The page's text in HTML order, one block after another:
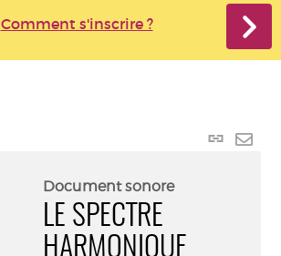
Comment s'inscrire ?
Lien
Document sonore
LE SPECTRE
HARMONIQUE